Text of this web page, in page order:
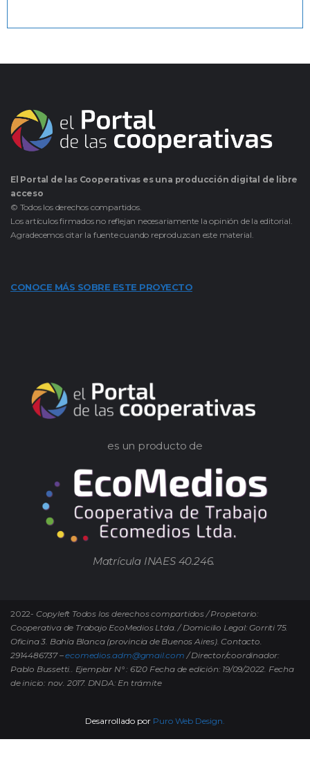
El Portal de las Cooperativas es una producción digital de libre
acceso
© Todos los derechos compartidos.
Los artículos firmados no reflejan necesariamente la opinión de la editorial.
Agradecemos citar la fuente cuando reproduzcan este material.
CONOCE MÁS SOBRE ESTE PROYECTO
es un producto de
Matrícula INAES 40.246.
2022- Copyleft Todos los derechos compartidos / Propietario:
Cooperativa de Trabajo EcoMedios Ltda. / Domicilio Legal: Gorriti 75.
Oficina 3. Bahía Blanca (provincia de Buenos Aires). Contacto.
2914486737 –ecomedios.adm@gmail.com / Director/coordinador:
Pablo Bussetti.. Ejemplar N° : 6120 Fecha de edición: 19/09/2022. Fecha
de inicio: nov. 2017. DNDA: En trámite
Desarrollado por Puro Web Design.